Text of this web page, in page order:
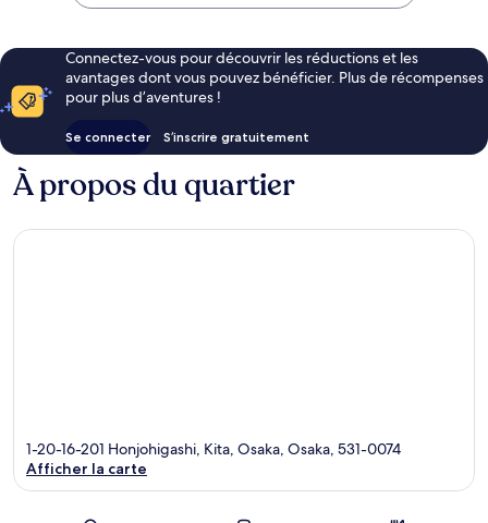
Connectez-vous pour découvrir les réductions et les
avantages dont vous pouvez bénéficier. Plus de récompenses
pour plus d’aventures !
Se connecter S’inscrire gratuitement
À propos du quartier
1-20-16-201 Honjohigashi, Kita, Osaka, Osaka, 531-0074
Afficher la carte